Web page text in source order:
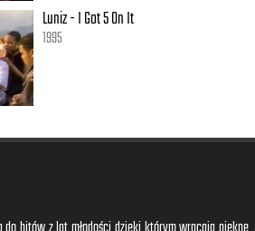
Luniz - I Got 5 On It
1995